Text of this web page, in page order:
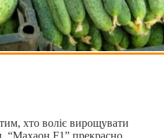
хто воліє вирощувати